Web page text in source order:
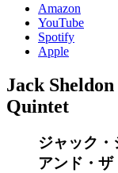
Amazon
YouTube
Spotify
Apple
Jack
Quintet
ジャック・
アンド・ザ